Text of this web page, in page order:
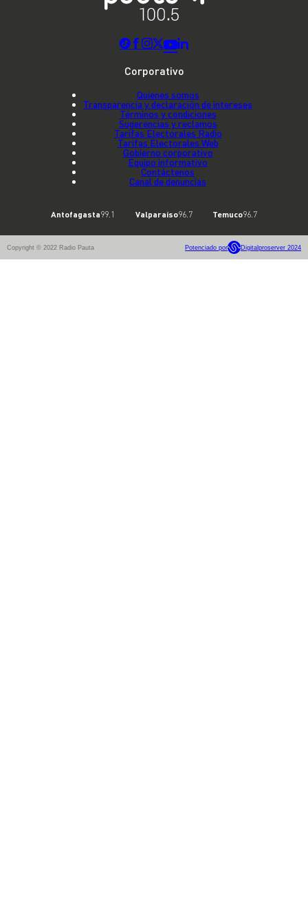
Corporativo
Quienes somos
Transparencia y declaración de intereses
Términos y condiciones
Sugerencias y reclamos
Tarifas Electorales Radio
Tarifas Electorales Web
Gobierno corporativo
Equipo informativo
Contáctenos
Canal de denuncias
Antofagasta99.1 Valparaíso96.7 Temuco96.7
Copyright © 2022 Radio Pauta Potenciado por Digitalproserver 2024